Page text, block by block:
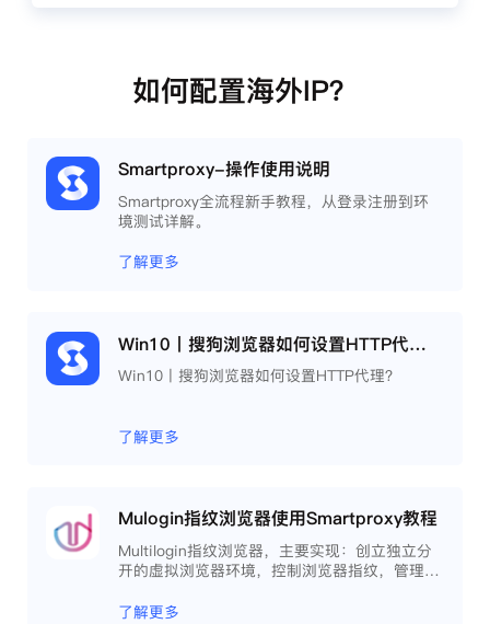
如何配置海外IP？
Smartproxy-操作使用说明
Smartproxy全流程新手教程，从登录注册到环
境测试详解。
了解更多
Win10丨搜狗浏览器如何设置HTTP代理？
Win10丨搜狗浏览器如何设置HTTP代理？
了解更多
Mulogin指纹浏览器使用Smartproxy教程
Multilogin指纹浏览器，主要实现：创立独立分
开的虚拟浏览器环境，控制浏览器指纹，管理多
程，开发网络自动化等。
了解更多